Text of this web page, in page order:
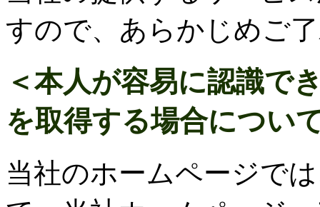
すので、あらかじめご
＜本人が容易に認識で
を取得する場合につい
当社のホームページで